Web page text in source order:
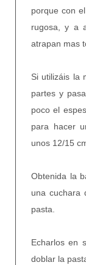
porque con
rugosa, y a
atrapan mas
Si utilizáis la
partes y
poco el
para hacer
unos 12/15
Obtenida la
una cuchara
pasta.
Echarlos en
doblar la